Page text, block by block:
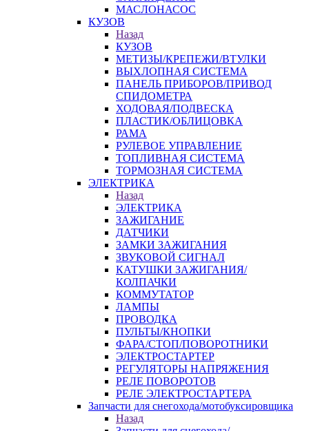
МАСЛОНАСОС
КУЗОВ
Назад
КУЗОВ
МЕТИЗЫ/КРЕПЕЖИ/ВТУЛКИ
ВЫХЛОПНАЯ СИСТЕМА
ПАНЕЛЬ ПРИБОРОВ/ПРИВОД
СПИДОМЕТРА
ХОДОВАЯ/ПОДВЕСКА
ПЛАСТИК/ОБЛИЦОВКА
РАМА
РУЛЕВОЕ УПРАВЛЕНИЕ
ТОПЛИВНАЯ СИСТЕМА
ТОРМОЗНАЯ СИСТЕМА
ЭЛЕКТРИКА
Назад
ЭЛЕКТРИКА
ЗАЖИГАНИЕ
ДАТЧИКИ
ЗАМКИ ЗАЖИГАНИЯ
ЗВУКОВОЙ СИГНАЛ
КАТУШКИ ЗАЖИГАНИЯ/
КОЛПАЧКИ
КОММУТАТОР
ЛАМПЫ
ПРОВОДКА
ПУЛЬТЫ/КНОПКИ
ФАРА/СТОП/ПОВОРОТНИКИ
ЭЛЕКТРОСТАРТЕР
РЕГУЛЯТОРЫ НАПРЯЖЕНИЯ
РЕЛЕ ПОВОРОТОВ
РЕЛЕ ЭЛЕКТРОСТАРТЕРА
Запчасти для снегохода/мотобуксировщика
Назад